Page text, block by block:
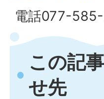
電話077-
この記
せ先